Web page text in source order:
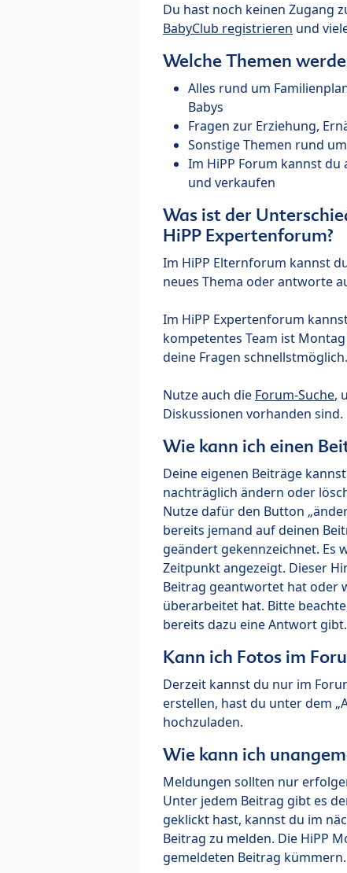
Du hast noch keinen Zugang
BabyClub registrieren und
Welche Themen
Alles rund um
Babys
Fragen zur Erziehung,
Sonstige Themen rund
Im HiPP Forum kannst du
und verkaufen
Was ist der
HiPP Expertenforum?
Im HiPP Elternforum kannst
neues Thema oder antworte
Im HiPP Expertenforum
kompetentes Team ist
deine Fragen schnellstmöglich.
Nutze auch die Forum-Suche,
Diskussionen vorhanden sind.
Wie kann ich einen
Deine eigenen Beiträge
nachträglich ändern oder
Nutze dafür den Button
bereits jemand auf deinen
geändert gekennzeichnet. Es
Zeitpunkt angezeigt. Dieser
Beitrag geantwortet hat oder
überarbeitet hat. Bitte
bereits dazu eine Antwort gibt.
Kann ich Fotos im
Derzeit kannst du nur im
erstellen, hast du unter dem
hochzuladen.
Wie kann ich
Meldungen sollten nur
Unter jedem Beitrag gibt es
geklickt hast, kannst du im
Beitrag zu melden. Die HiPP
gemeldeten Beitrag kümmern.